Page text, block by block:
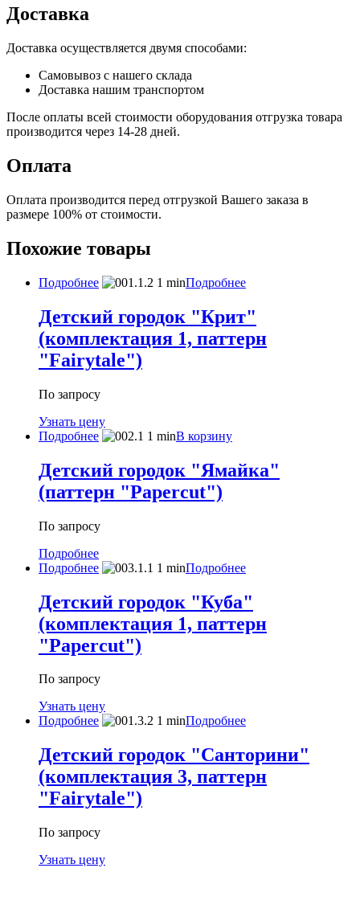
Доставка
Доставка осуществляется двумя способами:
Самовывоз с нашего склада
Доставка нашим транспортом
После оплаты всей стоимости оборудования отгрузка товара
производится через 14-28 дней.
Оплата
Оплата производится перед отгрузкой Вашего заказа в
размере 100% от стоимости.
Похожие товары
Подробнее Подробнее
Детский городок "Крит"
(комплектация 1, паттерн
"Fairytale")
По запросу
Узнать цену
Подробнее
В корзину
Детский городок "Ямайка"
(паттерн "Papercut")
По запросу
Подробнее
Подробнее
Подробнее
Детский городок "Куба"
(комплектация 1, паттерн
"Papercut")
По запросу
Узнать цену
Подробнее
Подробнее
Детский городок "Санторини"
(комплектация 3, паттерн
"Fairytale")
По запросу
Узнать цену